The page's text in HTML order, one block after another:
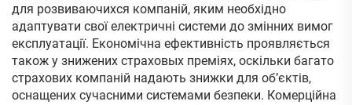
для розвиваючихся компаній, яким необхідно
адаптувати свої електричні системи до змінних вимог
експлуатації. Економічна ефективність проявляється
також у знижених страховых преміях, оскільки багато
страхових компаній надають знижки для об’єктів,
оснащених сучасними системами безпеки. Комерційна